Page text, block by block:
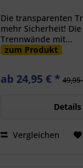
Die transparenten
mehr Sicherheit!
Trennwände mit...
zum Produkt
ab 24,95 € *
Details
Vergleichen